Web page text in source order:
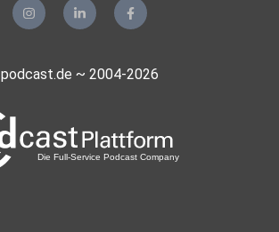
podcast.de ~ 2004-2026